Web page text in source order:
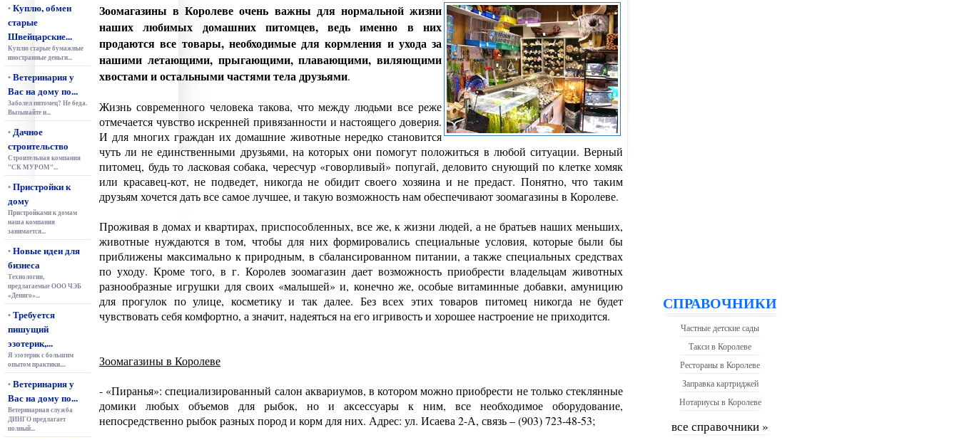
•Куплю, обмен
старые
Швейцарские...
Куплю старые бумажные
иностранные деньги...
•Ветеринария у
Вас на дому по...
Заболел питомец? Не беда.
Вызывайте и...
•Дачное
строительство
Строительная компания
"СК МУРОМ"...
•Пристройки к
дому
Пристройками к домам
наша компания
занимается...
•Новые идеи для
бизнеса
Технологии,
предлагаемые ООО ЧЭБ
«Дениго»...
•Требуется
пишущий
эзотерик,...
Я эзотерик с большим
опытом практики....
•Ветеринария у
Вас на дому по...
Ветеринарная служба
ДИНГО предлагает
полный...
Зоомагазины в Королеве очень важны для нормальной жизни
наших любимых домашних питомцев, ведь именно в них
продаются все товары, необходимые для кормления и ухода за
нашими летающими, прыгающими, плавающими, виляющими
хвостами и остальными частями тела друзьями.
Жизнь современного человека такова, что между людьми все реже
отмечается чувство искренней привязанности и настоящего доверия.
И для многих граждан их домашние животные нередко становится
чуть ли не единственными друзьями, на которых они помогут положиться в любой ситуации. Верный
питомец, будь то ласковая собака, чересчур «говорливый» попугай, деловито снующий по клетке хомяк
или красавец-кот, не подведет, никогда не обидит своего хозяина и не предаст. Понятно, что таким
друзьям хочется дать все самое лучшее, и такую возможность нам обеспечивают зоомагазины в Королеве.
Проживая в домах и квартирах, приспособленных, все же, к жизни людей, а не братьев наших меньших,
животные нуждаются в том, чтобы для них формировались специальные условия, которые были бы
приближены максимально к природным, в сбалансированном питании, а также специальных средствах
по уходу. Кроме того, в г. Королев зоомагазин дает возможность приобрести владельцам животных
разнообразные игрушки для своих «малышей» и, конечно же, особые витаминные добавки, амуницию
для прогулок по улице, косметику и так далее. Без всех этих товаров питомец никогда не будет
чувствовать себя комфортно, а значит, надеяться на его игривость и хорошее настроение не приходится.
Зоомагазины в Королеве
- «Пиранья»: специализированный салон аквариумов, в котором можно приобрести не только стеклянные
домики любых объемов для рыбок, но и аксессуары к ним, все необходимое оборудование,
непосредственно рыбок разных пород и корм для них. Адрес: ул. Исаева 2-А, связь – (903) 723-48-53;
СПРАВОЧНИКИ
Частные детские сады
Такси в Королеве
Рестораны в Королеве
Заправка картриджей
Нотариусы в Королеве
все справочники »